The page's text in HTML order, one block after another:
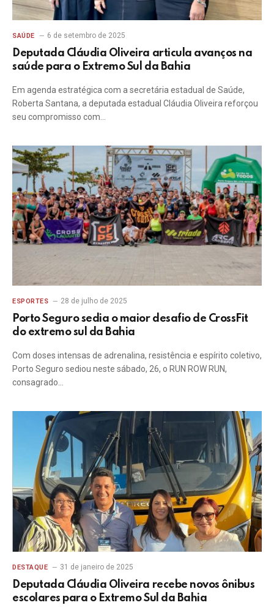
SAÚDE 6 de setembro de 2025
Deputada Cláudia Oliveira articula avanços na
saúde para o Extremo Sul da Bahia
Em agenda estratégica com a secretária estadual de Saúde,
Roberta Santana, a deputada estadual Cláudia Oliveira reforçou
seu compromisso com…
ESPORTES 28 de julho de 2025
Porto Seguro sedia o maior desafio de CrossFit
do extremo sul da Bahia
Com doses intensas de adrenalina, resistência e espírito coletivo,
Porto Seguro sediou neste sábado, 26, o RUN ROW RUN,
consagrado…
DESTAQUE 31 de janeiro de 2025
Deputada Cláudia Oliveira recebe novos ônibus
escolares para o Extremo Sul da Bahia